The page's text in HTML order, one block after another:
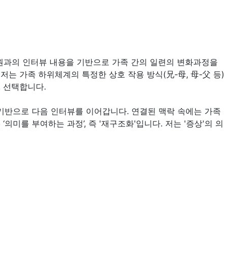
의 인터뷰 내용을 기반으로 가족 간의 일련의 변화과정을
는 가족 하위체계의 특정한 상호 작용 방식(兄-母, 母-父 등)
택합니다.
으로 다음 인터뷰를 이어갑니다. 연결된 맥락 속에는 가족
미를 부여하는 과정’, 즉 '재구조화'입니다. 저는 '증상'의 의